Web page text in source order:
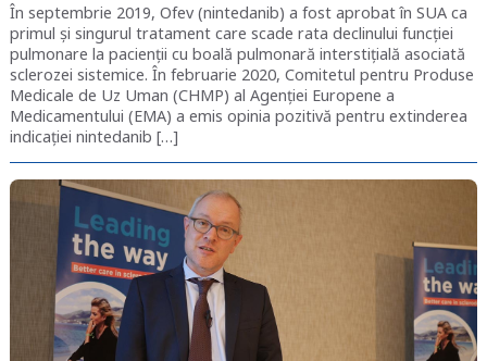
În septembrie 2019, Ofev (nintedanib) a fost aprobat în SUA ca
primul și singurul tratament care scade rata declinului funcției
pulmonare la pacienții cu boală pulmonară interstițială asociată
sclerozei sistemice. În februarie 2020, Comitetul pentru Produse
Medicale de Uz Uman (CHMP) al Agenției Europene a
Medicamentului (EMA) a emis opinia pozitivă pentru extinderea
indicației nintedanib […]